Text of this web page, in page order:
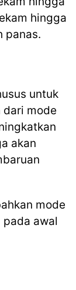
hingga
panas.
untuk
mode
akan
mode
awal